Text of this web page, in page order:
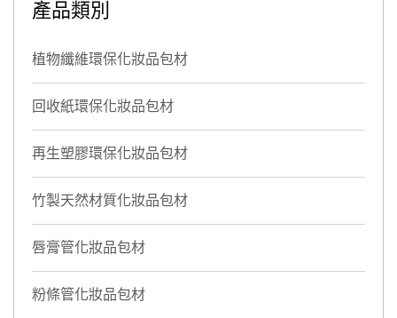
節的極致追求。
產品類別
植物纖維環保化妝品包材
回收紙環保化妝品包材
再生塑膠環保化妝品包材
竹製天然材質化妝品包材
唇膏管化妝品包材
粉條管化妝品包材